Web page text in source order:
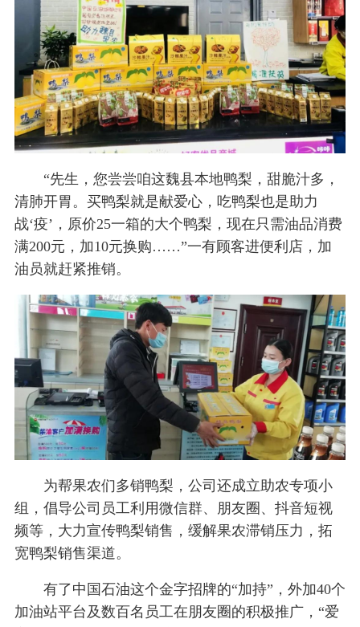
“先生，您尝尝咱这魏县本地鸭梨，甜脆汁多，
清肺开胃。买鸭梨就是献爱心，吃鸭梨也是助力
战‘疫’，原价25一箱的大个鸭梨，现在只需油品消费
满200元，加10元换购……”一有顾客进便利店，加
油员就赶紧推销。
为帮果农们多销鸭梨，公司还成立助农专项小
组，倡导公司员工利用微信群、朋友圈、抖音短视
频等，大力宣传鸭梨销售，缓解果农滞销压力，拓
宽鸭梨销售渠道。
有了中国石油这个金字招牌的“加持”，外加40个
加油站平台及数百名员工在朋友圈的积极推广，“爱